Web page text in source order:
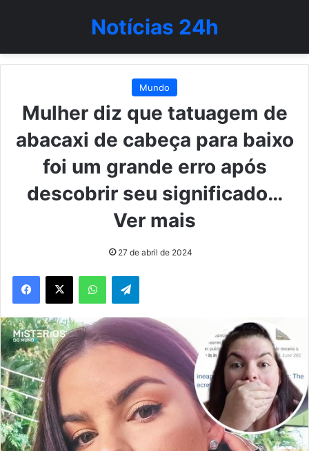
Notícias 24h
Mundo
Mulher diz que tatuagem de
abacaxi de cabeça para baixo
foi um grande erro após
descobrir seu significado…
Ver mais
27 de abril de 2024
WhatsAppTelegram